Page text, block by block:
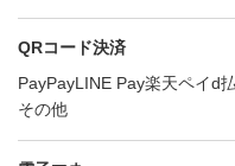
QRコード決済
PayPayLINE Pay楽天ペイd
その他